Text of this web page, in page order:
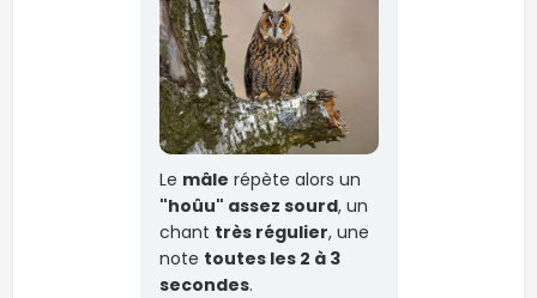
Le mâle répète alors un
"hoûu" assez sourd, un
chant très régulier, une
note toutes les 2 à 3
secondes.